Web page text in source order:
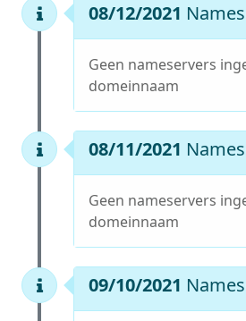
08/12/2021
Geen nameservers
domeinnaam
08/11/2021
Geen nameservers
domeinnaam
09/10/2021